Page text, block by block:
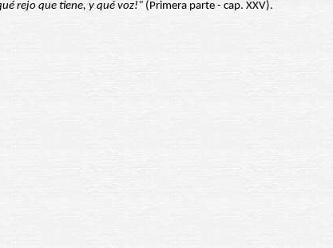
rejo que tiene, y qué voz!" (Primera parte - cap. XXV).